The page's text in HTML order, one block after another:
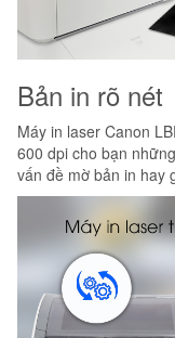
Bản in rõ nét
Máy in laser Canon
600 dpi cho bạn
vấn đề mờ bản in hay